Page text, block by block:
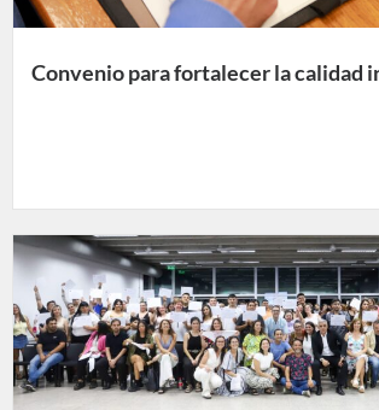
Convenio para fortalecer la calidad